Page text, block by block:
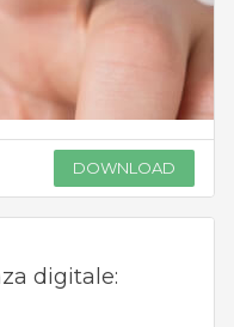
DOWNLOAD
digitale: